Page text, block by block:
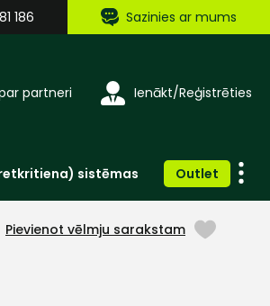
186 Sazinies ar mums
partneri Ienākt/Reģistrēties
sistēmas Outlet
Pievienot vēlmju sarakstam